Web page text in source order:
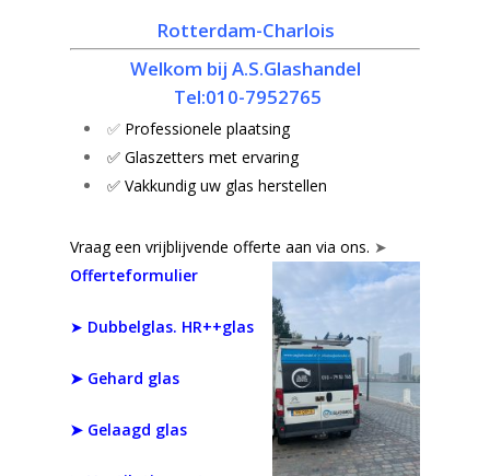
Rotterdam-Charlois
Welkom bij A.S.Glashandel
Tel:010-7952765
✅ Professionele plaatsing
✅ Glaszetters met ervaring
✅ Vakkundig uw glas herstellen
Vraag een vrijblijvende offerte aan via ons. ➤
Offerteformulier
➤ Dubbelglas. HR++glas
➤ Gehard glas
➤ Gelaagd glas